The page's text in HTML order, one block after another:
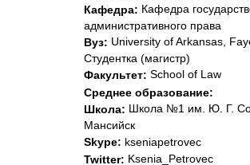
Кафедра: Кафедра
административного права
Вуз: University of Arkansas,
Студентка (магистр)
Факультет: School of Law
Среднее образование:
Школа: Школа №1 им. Ю. Г.
Мансийск
Skype: kseniapetrovec
Twitter: Ksenia_Petrovec